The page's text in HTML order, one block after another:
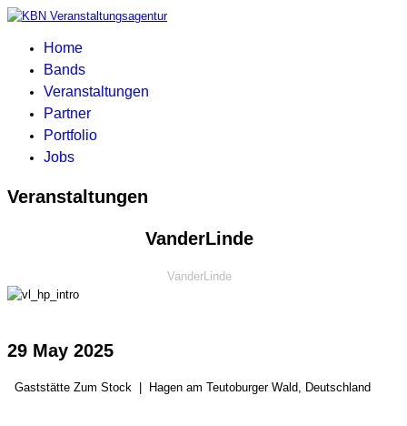
Home
Bands
Veranstaltungen
Partner
Portfolio
Jobs
Veranstaltungen
VanderLinde
VanderLinde
29 May 2025
Gaststätte Zum Stock Hagen am Teutoburger Wald, Deutschland